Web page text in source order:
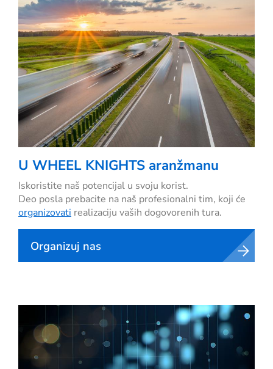
U WHEEL KNIGHTS aranžmanu
Iskoristite naš potencijal u svoju korist.
Deo posla prebacite na naš profesionalni tim, koji će
organizovati realizaciju vaših dogovorenih tura.
Organizuj nas